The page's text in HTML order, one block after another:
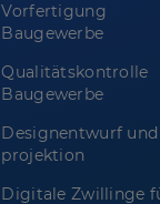
Vorfertigung
Baugewerbe
Qualitätskontrolle
Baugewerbe
Designentwurf und
projektion
Digitale Zwillinge